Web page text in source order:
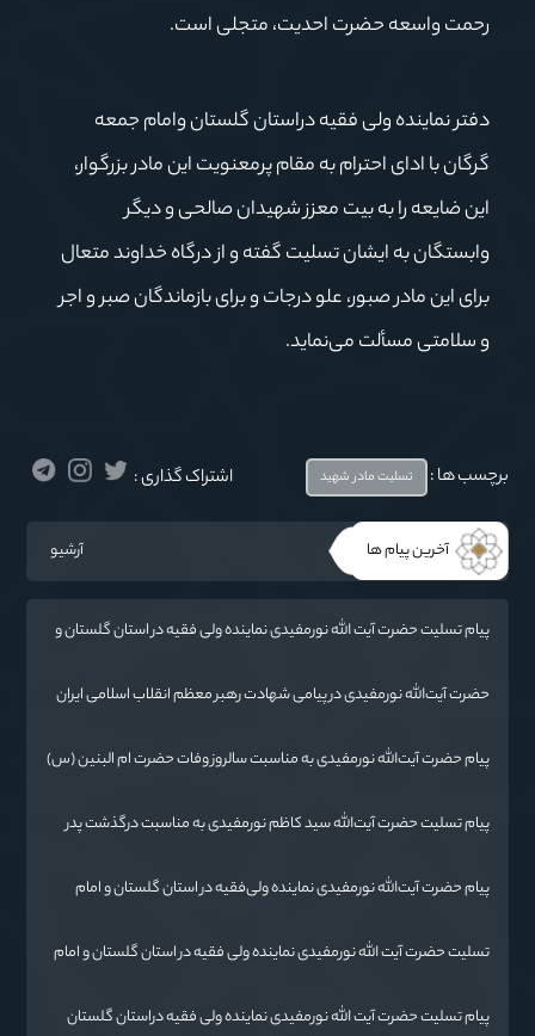
رحمت واسعه حضرت احدیت، متجلی است.
دفتر نماینده ولی فقیه دراستان گلستان وامام جمعه
گرگان با ادای احترام به مقام پرمعنویت این مادر بزرگوار،
این ضایعه را به بیت معزز شهیدان صالحی و دیگر
وابستگان به ایشان تسلیت گفته و از درگاه خداوند متعال
برای این مادر صبور، علو درجات و برای بازماندگان صبر و اجر
و سلامتی مسألت می‌نماید.
برچسب ها : تسلیت مادر شهید اشتراک گذاری :
آخرین پیام ها آرشیو
پیام تسلیت حضرت آیت الله نورمفیدی نماینده ولی فقیه در استان گلستان و
حضرت آیت‌الله‌ نورمفیدی در پیامی شهادت رهبر معظم انقلاب اسلامی ایران
(ارواحنا فداه) و عموم مسلمانان تسلیت گفتند.
پیام حضرت آیت‌الله نورمفیدی به مناسبت سالروز وفات حضرت ام البنین (س)
پیام تسلیت حضرت آیت‌الله سید کاظم نورمفیدی به مناسبت درگذشت پدر
پیام حضرت آیت‌الله نورمفیدی نماینده ولی‌فقیه در استان گلستان و امام
تسليت حضرت آیت الله نورمفیدی نماینده ولی فقیه در استان گلستان و امام
پیام تسلیت حضرت آیت الله نورمفیدی نماینده ولی فقیه دراستان گلستان